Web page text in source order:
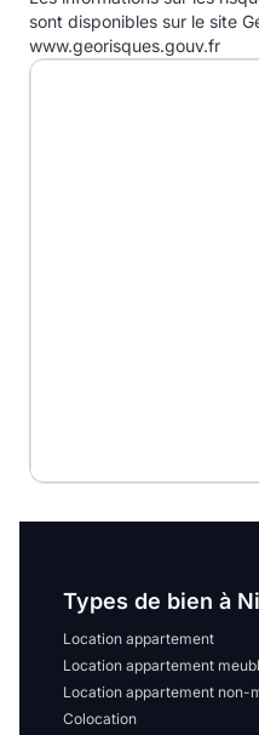
E
F
sont disponibles sur le site
www.georisques.gouv.fr
Types de bien à
Location appartement
Location appartement
Location appartement non-
Colocation